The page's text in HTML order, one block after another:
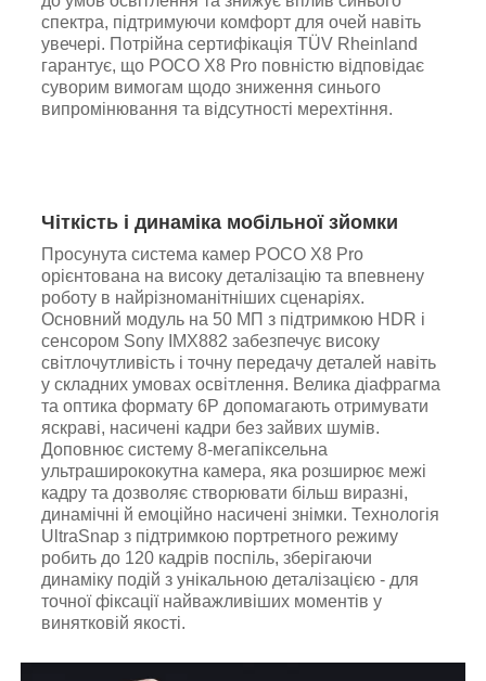
спектра, підтримуючи комфорт для очей навіть
увечері. Потрійна сертифікація TÜV Rheinland
гарантує, що POCO X8 Pro повністю відповідає
суворим вимогам щодо зниження синього
випромінювання та відсутності мерехтіння.
Чіткість і динаміка мобільної зйомки
Просунута система камер POCO X8 Pro
орієнтована на високу деталізацію та впевнену
роботу в найрізноманітніших сценаріях.
Основний модуль на 50 МП з підтримкою HDR і
сенсором Sony IMX882 забезпечує високу
світлочутливість і точну передачу деталей навіть
у складних умовах освітлення. Велика діафрагма
та оптика формату 6P допомагають отримувати
яскраві, насичені кадри без зайвих шумів.
Доповнює систему 8-мегапіксельна
ультраширококутна камера, яка розширює межі
кадру та дозволяє створювати більш виразні,
динамічні й емоційно насичені знімки. Технологія
UltraSnap з підтримкою портретного режиму
робить до 120 кадрів поспіль, зберігаючи
динаміку подій з унікальною деталізацією - для
точної фіксації найважливіших моментів у
винятковій якості.